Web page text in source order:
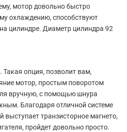
мотор довольно быстро
охлаждению, способствуют
цилиндре. Диаметр цилиндра 92
Такая опция, позволит вам,
мотор, простым поворотом
вручную, с помощью шнура
Благодаря отличной системе
выступает транзисторное магнето,
пройдет довольно просто.